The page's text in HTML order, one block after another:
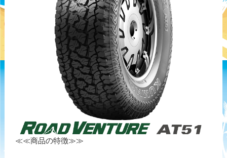
≪≪商品の特徴≫≫